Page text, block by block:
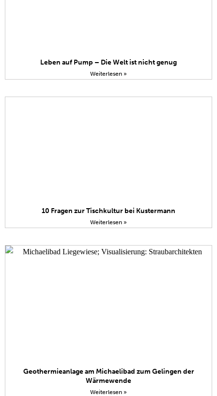
Leben auf Pump – Die Welt ist nicht genug
Weiterlesen »
10 Fragen zur Tischkultur bei Kustermann
Weiterlesen »
Geothermieanlage am Michaelibad zum Gelingen der
Wärmewende
Weiterlesen »